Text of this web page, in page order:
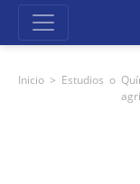
Inicio > Estudios o